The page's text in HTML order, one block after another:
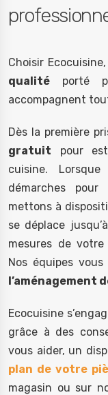
Choisir
qualité porté
accompagnent
Dès la première
gratuit pour
cuisine.
démarches
mettons à
se déplace
mesures de
Nos équipes
l’aménagement
Ecocuisine
grâce à des
vous aider, un
plan de votre
magasin ou sur